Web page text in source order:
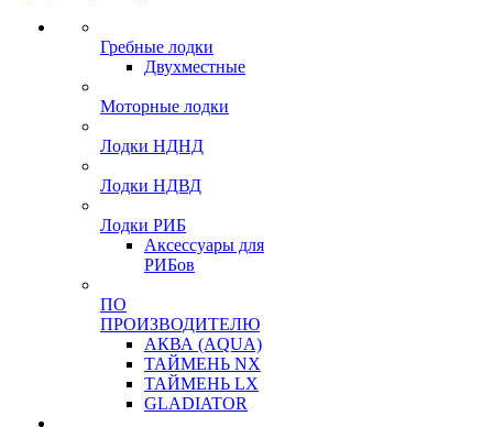
Гребные лодки
Двухместные
Моторные лодки
Лодки НДНД
Лодки НДВД
Лодки РИБ
Аксессуары для
РИБов
ПО
ПРОИЗВОДИТЕЛЮ
АКВА (AQUA)
ТАЙМЕНЬ NX
ТАЙМЕНЬ LX
GLADIATOR